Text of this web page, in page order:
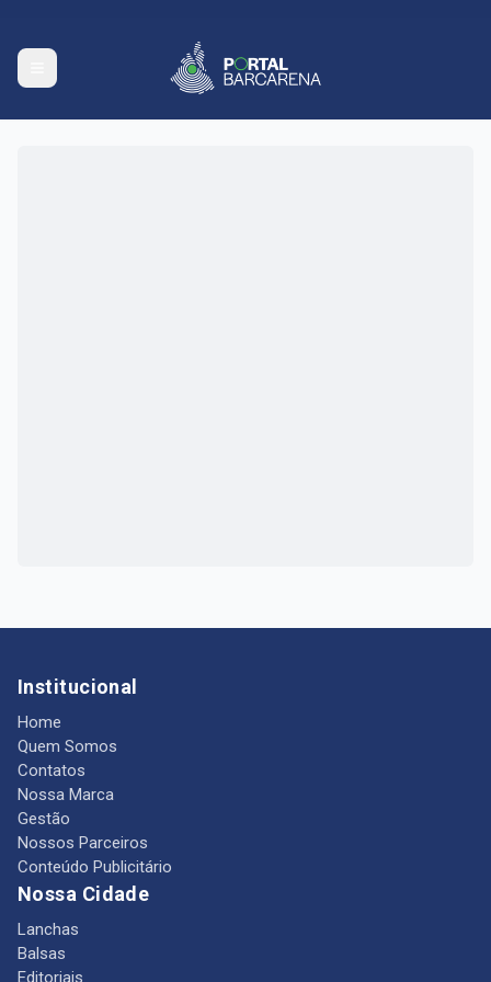
Institucional
Home
Quem Somos
Contatos
Nossa Marca
Gestão
Nossos Parceiros
Conteúdo Publicitário
Nossa Cidade
Lanchas
Balsas
Editoriais